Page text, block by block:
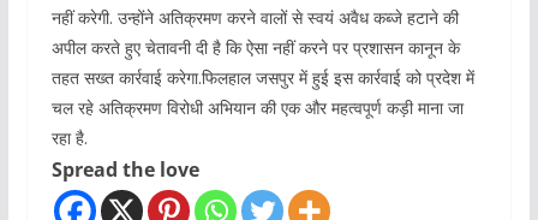
नहीं करेगी. उन्होंने अतिक्रमण करने वालों से स्वयं अवैध कब्जे हटाने की
अपील करते हुए चेतावनी दी है कि ऐसा नहीं करने पर प्रशासन कानून के
तहत सख्त कार्रवाई करेगा.फिलहाल जसपुर में हुई इस कार्रवाई को प्रदेश में
चल रहे अतिक्रमण विरोधी अभियान की एक और महत्वपूर्ण कड़ी माना जा
रहा है.
Spread the love